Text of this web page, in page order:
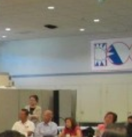
下載
證, 文件證明)
全力支持並盡速通過